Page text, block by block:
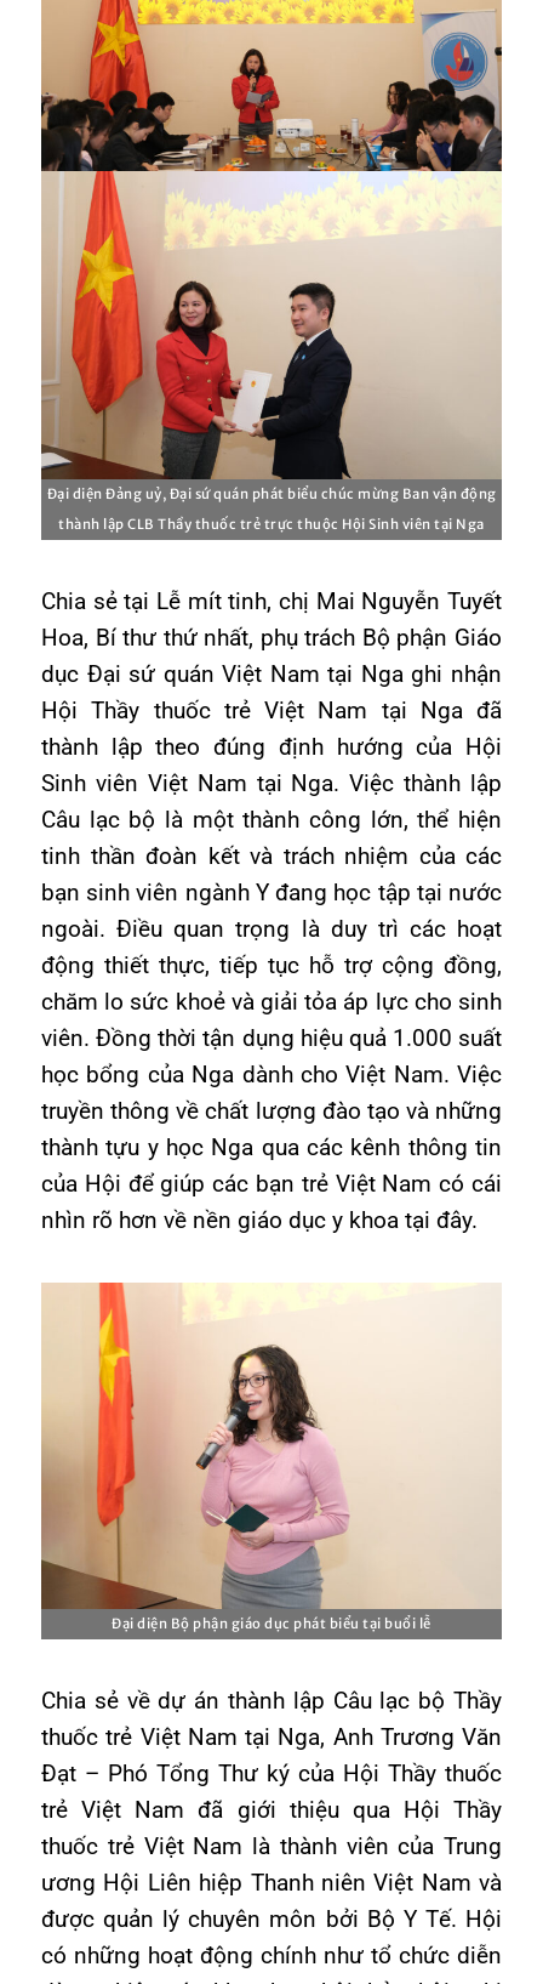
Đại diện Đảng uỷ, Đại sứ quán phát biểu chúc mừng Ban vận động
thành lập CLB Thầy thuốc trẻ trực thuộc Hội Sinh viên tại Nga
Chia sẻ tại Lễ mít tinh, chị Mai Nguyễn Tuyết
Hoa, Bí thư thứ nhất, phụ trách Bộ phận Giáo
dục Đại sứ quán Việt Nam tại Nga ghi nhận
Hội Thầy thuốc trẻ Việt Nam tại Nga đã
thành lập theo đúng định hướng của Hội
Sinh viên Việt Nam tại Nga. Việc thành lập
Câu lạc bộ là một thành công lớn, thể hiện
tinh thần đoàn kết và trách nhiệm của các
bạn sinh viên ngành Y đang học tập tại nước
ngoài. Điều quan trọng là duy trì các hoạt
động thiết thực, tiếp tục hỗ trợ cộng đồng,
chăm lo sức khoẻ và giải tỏa áp lực cho sinh
viên. Đồng thời tận dụng hiệu quả 1.000 suất
học bổng của Nga dành cho Việt Nam. Việc
truyền thông về chất lượng đào tạo và những
thành tựu y học Nga qua các kênh thông tin
của Hội để giúp các bạn trẻ Việt Nam có cái
nhìn rõ hơn về nền giáo dục y khoa tại đây.
Đại diện Bộ phận giáo dục phát biểu tại buổi lễ
Chia sẻ về dự án thành lập Câu lạc bộ Thầy
thuốc trẻ Việt Nam tại Nga, Anh Trương Văn
Đạt – Phó Tổng Thư ký của Hội Thầy thuốc
trẻ Việt Nam đã giới thiệu qua Hội Thầy
thuốc trẻ Việt Nam là thành viên của Trung
ương Hội Liên hiệp Thanh niên Việt Nam và
được quản lý chuyên môn bởi Bộ Y Tế. Hội
có những hoạt động chính như tổ chức diễn